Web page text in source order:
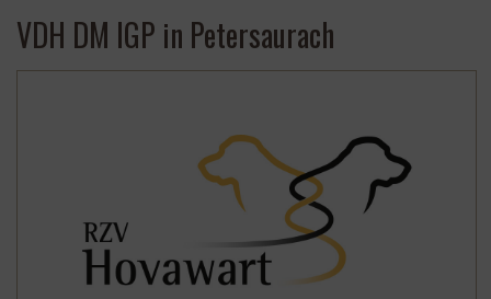
VDH DM IGP in Petersaurach